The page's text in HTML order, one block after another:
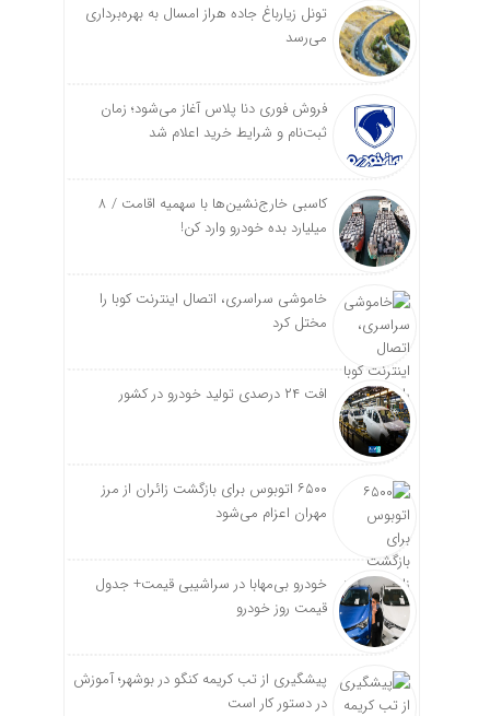
تونل زیارباغ جاده هراز امسال به بهره‌برداری
می‌رسد
فروش فوری دنا پلاس آغاز می‌شود؛ زمان
ثبت‌نام و شرایط خرید اعلام شد
کاسبی خارج‌نشین‌ها با سهمیه اقامت / ۸
میلیارد بده خودرو وارد کن!
خاموشی سراسری، اتصال اینترنت کوبا را
مختل کرد
افت ۲۴ درصدی تولید خودرو در کشور
۶۵۰۰ اتوبوس برای بازگشت زائران از مرز
مهران اعزام می‌شود
خودرو بی‌مهابا در سراشیبی قیمت+ جدول
قیمت روز خودرو
پیشگیری از تب کریمه کنگو در بوشهر؛ آموزش
در دستور کار است